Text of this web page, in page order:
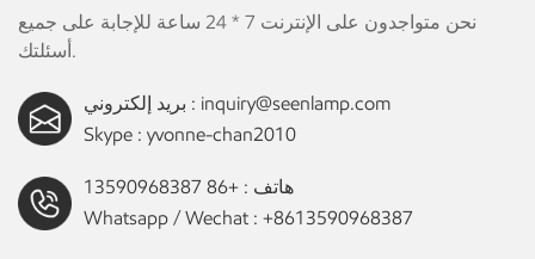
نحن متواجدون على الإنترنت 7 * 24 ساعة للإجابة على جميع
أسئلتك.
بريد إلكتروني : inquiry@seenlamp.com
Skype : yvonne-chan2010
هاتف :+86 13590968387
Whatsapp / Wechat : +8613590968387